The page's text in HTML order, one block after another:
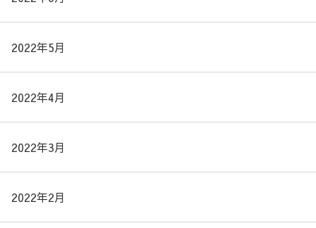
2022年5月
2022年4月
2022年3月
2022年2月